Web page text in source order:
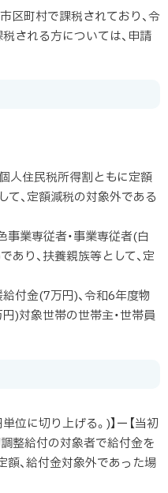
区町村で課税されており、令
される方については、申請
人住民税所得割ともに定額
て、定額減税の対象外である
事業専従者・事業専従者(白
あり、扶養親族等として、定
付金(7万円)、令和6年度物
)対象世帯の世帯主・世帯員
位に切り上げる。)】ー【当初
整給付の対象者で給付金を
、給付金対象外であった場